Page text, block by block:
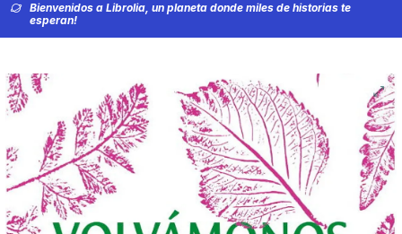
Bienvenidos a Librolia, un planeta donde miles de historias te
esperan!